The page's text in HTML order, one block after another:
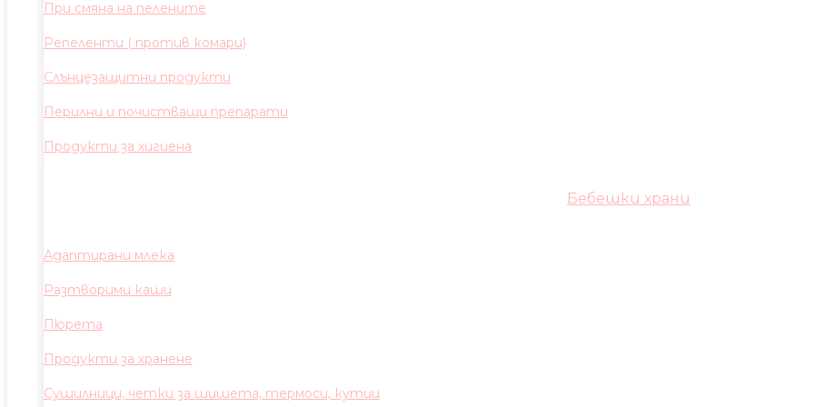
При смяна на пелените
Репеленти ( против комари)
Слънцезащитни продукти
Перилни и почистващи препарати
Продукти за хигиена
Бебешки храни
Адаптирани млека
Разтворими каши
Пюрета
Продукти за хранене
Сушилници, четки за шишета, термоси, кутии